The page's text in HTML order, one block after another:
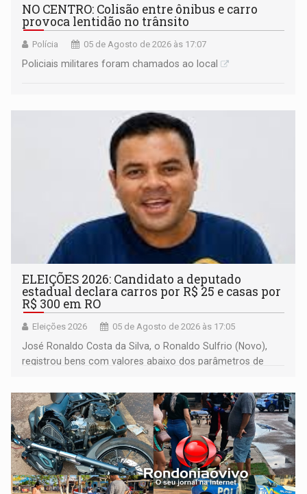
NO CENTRO: Colisão entre ônibus e carro
provoca lentidão no trânsito
Polícia 05 de Agosto de 2026 às 17:07
Policiais militares foram chamados ao local
ELEIÇÕES 2026: Candidato a deputado
estadual declara carros por R$ 25 e casas por
R$ 300 em RO
Eleições 2026 05 de Agosto de 2026 às 17:05
José Ronaldo Costa da Silva, o Ronaldo Sulfrio (Novo),
registrou bens com valores abaixo dos parâmetros de
milhões